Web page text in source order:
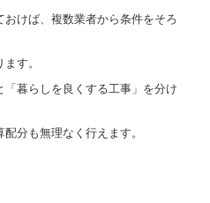
けば、複数業者から条件をそろ
す。
「暮らしを良くする工事」を分け
分も無理なく行えます。